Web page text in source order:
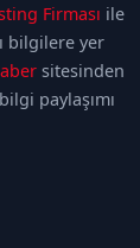
Firması ile
bilgilere yer
sitesinden
paylaşımı